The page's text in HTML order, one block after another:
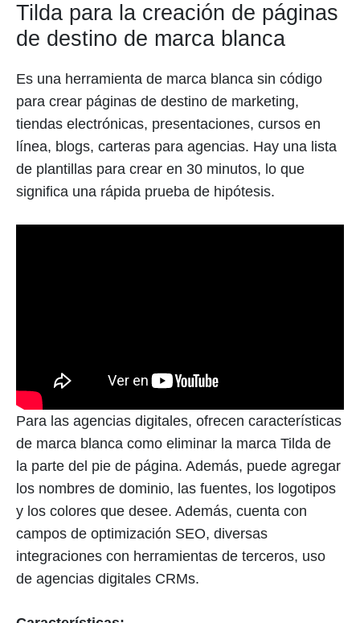
Tilda para la creación de páginas
de destino de marca blanca
Es una herramienta de marca blanca sin código
para crear páginas de destino de marketing,
tiendas electrónicas, presentaciones, cursos en
línea, blogs, carteras para agencias. Hay una lista
de plantillas para crear en 30 minutos, lo que
significa una rápida prueba de hipótesis.
Para las agencias digitales, ofrecen características
de marca blanca como eliminar la marca Tilda de
la parte del pie de página. Además, puede agregar
los nombres de dominio, las fuentes, los logotipos
y los colores que desee. Además, cuenta con
campos de optimización SEO, diversas
integraciones con herramientas de terceros, uso
de agencias digitales CRMs.